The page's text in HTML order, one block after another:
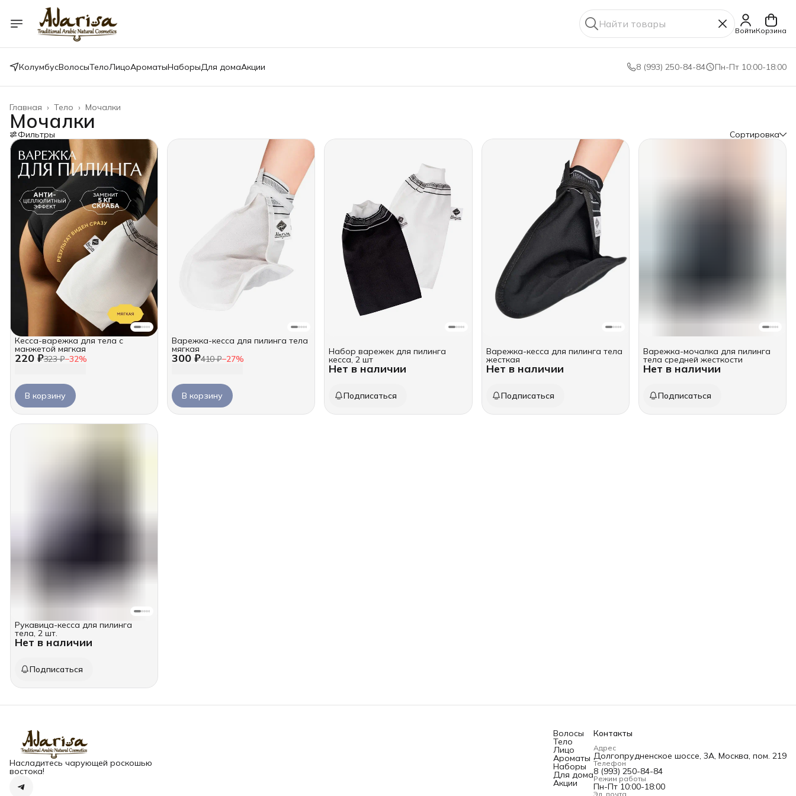
ВойтиКорзина
КолумбусВолосыТелоЛицоАроматыНаборыДля домаАкции 8 (993) 250-84-84 Пн-Пт 10:00-18:00
Мочалки
Тело ›
Главная ›
Мочалки
Фильтры Сортировка
220 ₽323 ₽−32%
Кесса-варежка для тела с
манжетой мягкая
В корзину
300 ₽410 ₽−27%
Варежка-кесса для пилинга тела
мягкая
В корзину
Нет в наличии
Набор варежек для пилинга
кесса, 2 шт
Подписаться
Нет в наличии
Варежка-кесса для пилинга тела
жесткая
Подписаться
Нет в наличии
Варежка-мочалка для пилинга
тела средней жесткости
Подписаться
Нет в наличии
Рукавица-кесса для пилинга
тела, 2 шт.
Подписаться
Насладитесь чарующей роскошью
востока!
Волосы
Тело
Лицо
Ароматы
Наборы
Для дома
Акции
Контакты
Адрес
Долгопрудненское шоссе, 3А, Москва, пом. 219
Телефон
8 (993) 250-84-84
Режим работы
Пн-Пт 10:00-18:00
Эл. почта